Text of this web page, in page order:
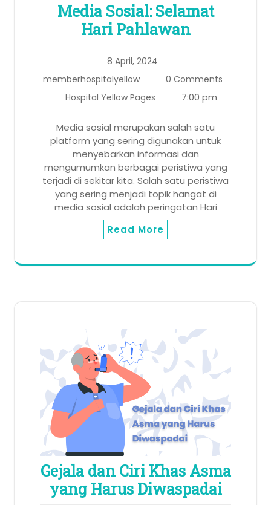
Media Sosial: Selamat
Hari Pahlawan
8 April, 2024
memberhospitalyellow
0 Comments
Hospital Yellow Pages
7:00 pm
Media sosial merupakan salah satu
platform yang sering digunakan untuk
menyebarkan informasi dan
mengumumkan berbagai peristiwa yang
terjadi di sekitar kita. Salah satu peristiwa
yang sering menjadi topik hangat di
media sosial adalah peringatan Hari
Read More
Gejala dan Ciri Khas Asma
yang Harus Diwaspadai